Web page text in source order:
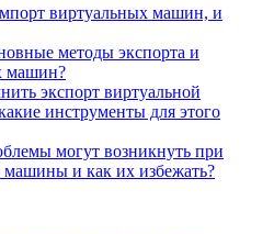
виртуальных машин, и
методы экспорта и
машин?
экспорт виртуальной
инструменты для этого
могут возникнуть при
машины и как их избежать?